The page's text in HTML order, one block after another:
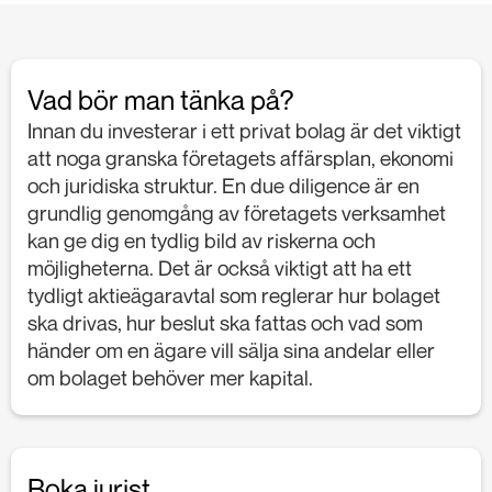
Vad bör man tänka på?
Innan du investerar i ett privat bolag är det viktigt
att noga granska företagets affärsplan, ekonomi
och juridiska struktur. En due diligence är en
grundlig genomgång av företagets verksamhet
kan ge dig en tydlig bild av riskerna och
möjligheterna. Det är också viktigt att ha ett
tydligt aktieägaravtal som reglerar hur bolaget
ska drivas, hur beslut ska fattas och vad som
händer om en ägare vill sälja sina andelar eller
om bolaget behöver mer kapital.